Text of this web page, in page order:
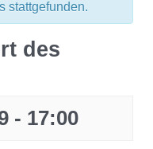
stattgefunden.
des
- 17:00